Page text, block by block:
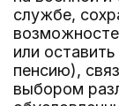
службе,
или
пенсию),
выбором